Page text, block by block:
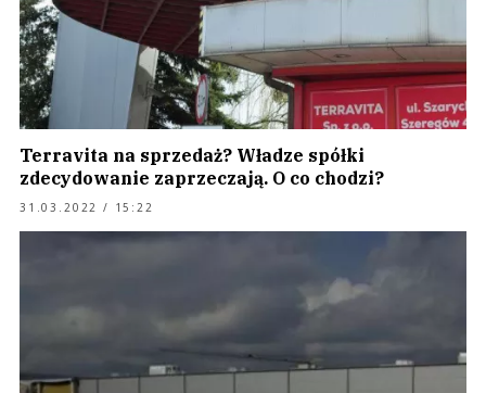
Terravita na sprzedaż? Władze spółki
zdecydowanie zaprzeczają. O co chodzi?
31.03.2022 / 15:22